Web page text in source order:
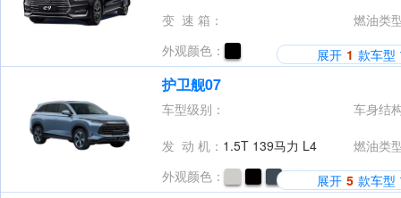
变 速 箱：
燃油类
外观颜色：
展开 1 款车型
护卫舰07
车型级别： 车身结
发 动 机： 1.5T 139马力 L4
燃油类
外观颜色：
展开 5 款车型